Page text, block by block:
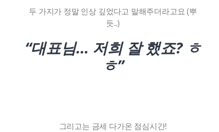
두 가지가 정말 인상 깊었다고 말해주더라고요 (뿌
듯..)
“대표님… 저희 잘 했죠? ㅎ
ㅎ”
그리고는 금세 다가온 점심시간!